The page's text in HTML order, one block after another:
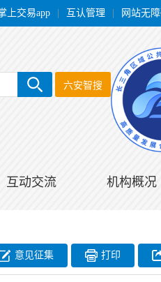
上交易app 互认管理 网站无
六安智搜
互动交流 机构概况
意见征集 打印